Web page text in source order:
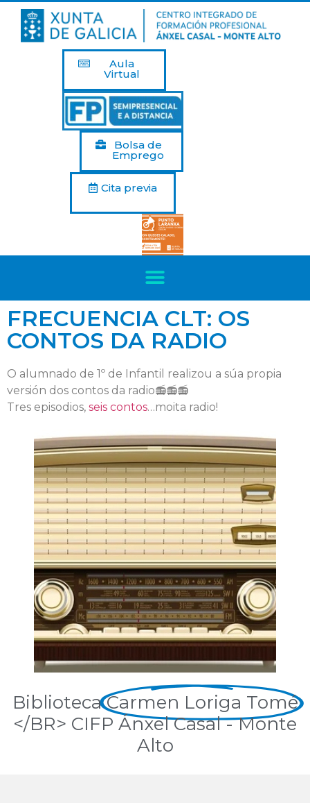
Aula
Virtual
Bolsa de
Emprego
Cita previa
FRECUENCIA CLT: OS
CONTOS DA RADIO
O alumnado de 1º de Infantil realizou a súa propia
versión dos contos da radio📻📻📻
Tres episodios, seis contos…moita radio!
BibliotecaCarmen Loriga Tomé
</BR> CIFP Ánxel Casal - Monte
Alto